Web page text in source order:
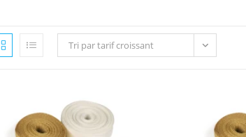
Tri par tarif croissant